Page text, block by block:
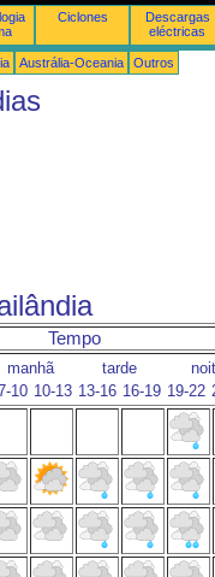
Ciclones
Descargas
eléctricas
Austrália-Oceania Outros
Tempo
manhã tarde
10 10-13 13-16 16-19 19-22